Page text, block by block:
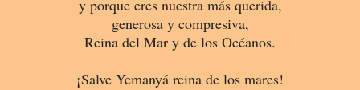
y porque eres nuestra más querida,
generosa y compresiva,
Reina del Mar y de los Océanos.
¡Salve Yemanyá reina de los mares!